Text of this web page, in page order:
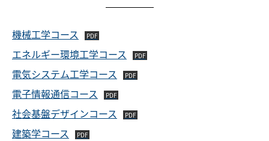
機械工学コース
エネルギー環境工学コース
電気システム工学コース
電子情報通信コース
社会基盤デザインコース
建築学コース